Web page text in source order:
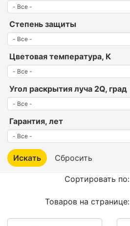
Степень защиты
Цветовая температура, К
Угол раскрытия луча 2Q, град
Гарантия, лет
Сортировать по:
Товаров на странице: